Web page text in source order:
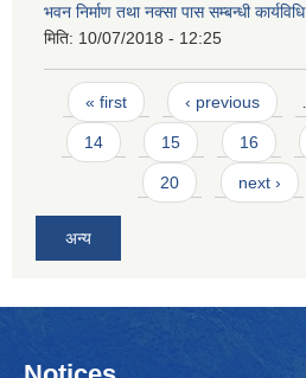
भवन निर्माण तथा नक्सा पास सम्बन्धी कार्यविधि
मिति: 10/07/2018 - 12:25
Pages
« first ‹ previous
14 15 16
20 next ›
अन्य